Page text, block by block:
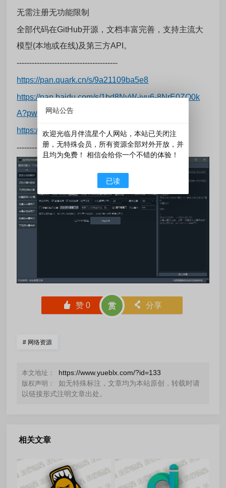
无需注册无功能限制
全部代码在GitHub开源，文档丰富完善，支持主流大
模型(本地或在线)及第三方API。
----------------------------------------
https://pan.quark.cn/s/9a21109ba5e8
https://pan.baidu.com/s/1bd8NvW-jvu6-8NrE0ZO0k
A?pwd=s578
https://www.123684.com/s/Fy9bVv-17a6d
----------------------------------------
󰄼 赞0 赏 󰄯 分享
# 网络资源
本文地址： https://www.yueblx.com/?id=133
版权声明：
如无特殊标注，文章均为本站原创，转载时请
以链接形式注明文章出处。
相关文章
网站公告
欢迎光临月伴流星个人网站，本站已关闭注
册，无特殊会员，所有资源全部对外开放，并
且均为免费！ 相信会给你一个不错的体验！
已读